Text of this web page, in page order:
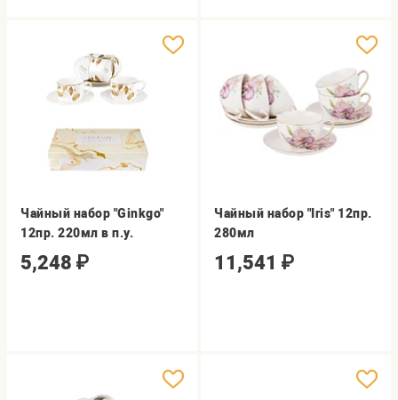
Чайный набор "Ginkgo"
12пр. 220мл в п.у.
5,248 ₽
Чайный набор "Iris" 12пр.
280мл
11,541 ₽